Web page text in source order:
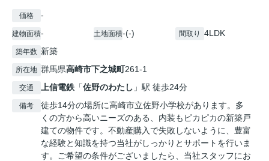
価格 -
建物面積- 土地面積-(-) 間取り 4LDK
築年数 新築
所在地 群馬県高崎市下之城町261-1
交通 上信電鉄 「佐野のわたし 」駅 徒歩24分
備考
徒歩14分の場所に高崎市立佐野小学校があります。多
くの方から高いニーズのある、内装もピカピカの新築戸
建ての物件です。不動産購入で失敗しないように、豊富
な経験と知識を持つ当社がしっかりとサポートを行いま
す。ご希望の条件がございましたら、当社スタッフにお